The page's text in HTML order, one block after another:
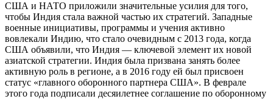
США и НАТО приложили значительные усилия для того,
чтобы Индия стала важной частью их стратегий. Западные
военные инициативы, программы и учения активно
вовлекали Индию, что стало очевидным с 2013 года, когда
США объявили, что Индия — ключевой элемент их новой
азиатской стратегии. Индия была призвана занять более
активную роль в регионе, а в 2016 году ей был присвоен
статус «главного оборонного партнера США». В феврале
этого года подписали десяилетнее соглашение по оборонному